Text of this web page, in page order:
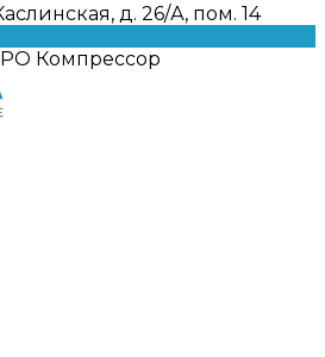
д. 26/А, пом. 14
Компрессор